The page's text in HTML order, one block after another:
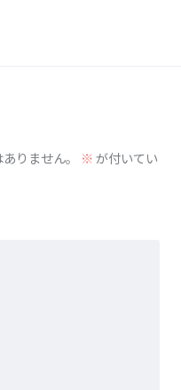
りません。 ※が付いてい